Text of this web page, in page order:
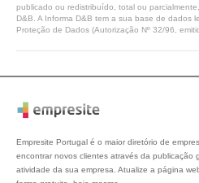
publicado ou redistribuído, total ou
D&B. A Informa D&B tem a sua base de dados
Proteção de Dados (Autorização Nº 32/96,
Empresite Portugal é o maior diretório de
encontrar novos clientes através da publicação
atividade da sua empresa. Atualize a página